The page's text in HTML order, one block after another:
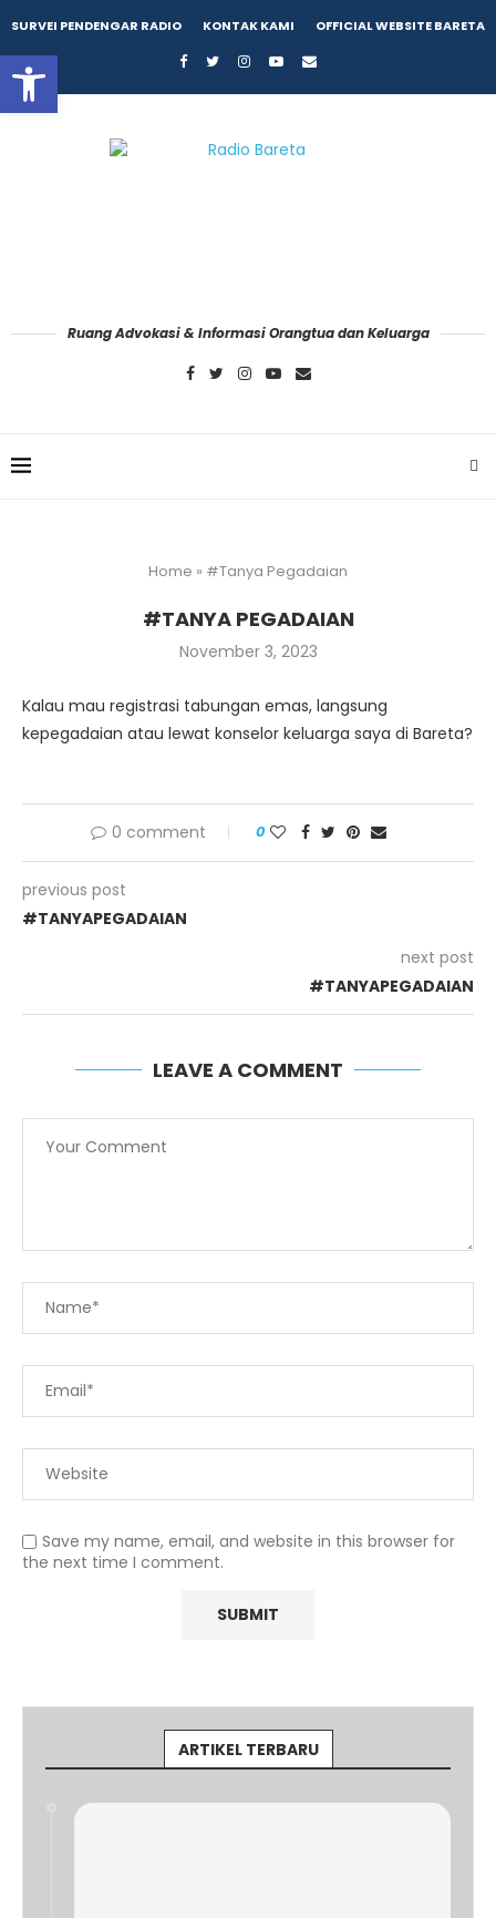
SURVEI PENDENGAR RADIO KONTAK KAMI OFFICIAL WEBSITE BARETA
Ruang Advokasi & Informasi Orangtua dan Keluarga
Home » #Tanya Pegadaian
#TANYA PEGADAIAN
November 3, 2023
Kalau mau registrasi tabungan emas, langsung
kepegadaian atau lewat konselor keluarga saya di Bareta?
0 comment 0
previous post
#TANYAPEGADAIAN
next post
#TANYAPEGADAIAN
LEAVE A COMMENT
Save my name, email, and website in this browser for
the next time I comment.
ARTIKEL TERBARU
Open toolbar